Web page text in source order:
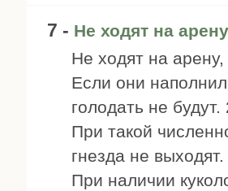
7 - Не ходят на
Не ходят на
Если они
голодать не
При такой
гнезда не выходят.
При наличии